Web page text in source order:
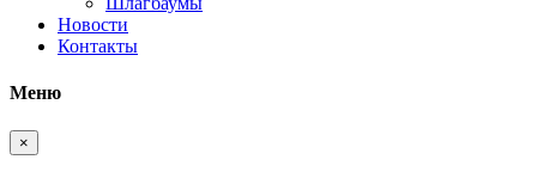
Новости
Контакты
Меню
×